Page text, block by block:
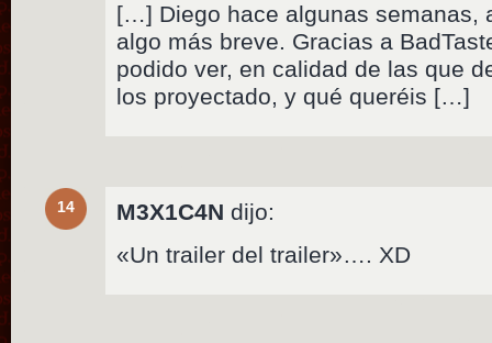
[…] Diego hace algunas semanas,
algo más breve. Gracias a
podido ver, en calidad de las que
los proyectado, y qué queréis […]
14 M3X1C4N dijo:
«Un trailer del trailer»…. XD